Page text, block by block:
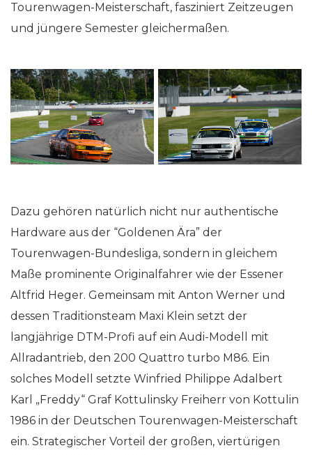
Tourenwagen-Meisterschaft, fasziniert Zeitzeugen
und jüngere Semester gleichermaßen.
Dazu gehören natürlich nicht nur authentische
Hardware aus der “Goldenen Ära” der
Tourenwagen-Bundesliga, sondern in gleichem
Maße prominente Originalfahrer wie der Essener
Altfrid Heger. Gemeinsam mit Anton Werner und
dessen Traditionsteam Maxi Klein setzt der
langjährige DTM-Profi auf ein Audi-Modell mit
Allradantrieb, den 200 Quattro turbo M86. Ein
solches Modell setzte Winfried Philippe Adalbert
Karl „Freddy“ Graf Kottulinsky Freiherr von Kottulin
1986 in der Deutschen Tourenwagen-Meisterschaft
ein. Strategischer Vorteil der großen, viertürigen